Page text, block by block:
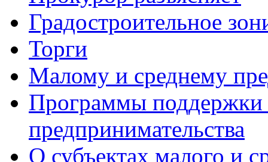
Градостроительное
Торги
Малому и среднему
Программы поддержки
предпринимательства
О субъектах малого и